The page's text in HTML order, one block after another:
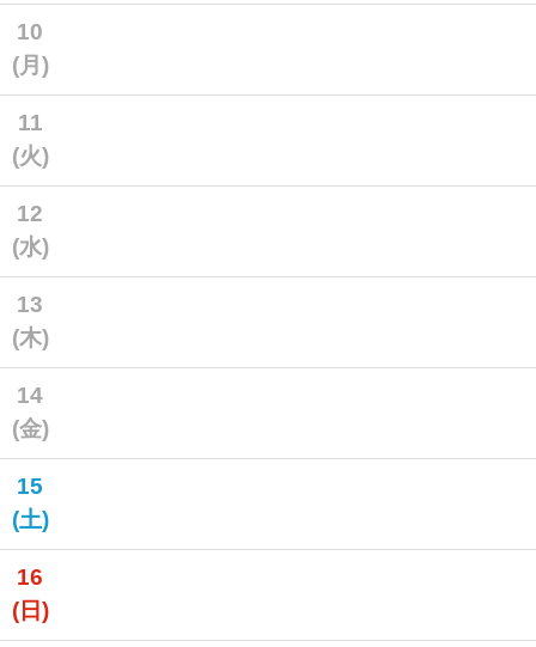
10
(月)
11
(火)
12
(水)
13
(木)
14
(金)
15
(土)
16
(日)